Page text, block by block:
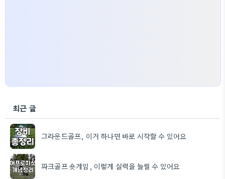
최근 글
그라운드골프, 이거 하나면 바로 시작할 수 있어요
파크골프 숏게임, 이렇게 실력을 늘릴 수 있어요